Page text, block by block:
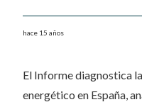
hace 15 años
El Informe diagnostica
energético en España,